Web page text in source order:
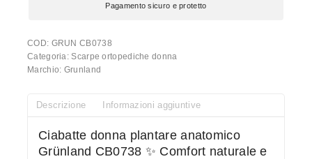
Pagamento sicuro e protetto
COD: GRUN CB0738
Categoria:Scarpe ortopediche donna
Marchio: Grunland
Descrizione Informazioni aggiuntive
Ciabatte donna plantare anatomico
Grünland CB0738 ✨ Comfort naturale e